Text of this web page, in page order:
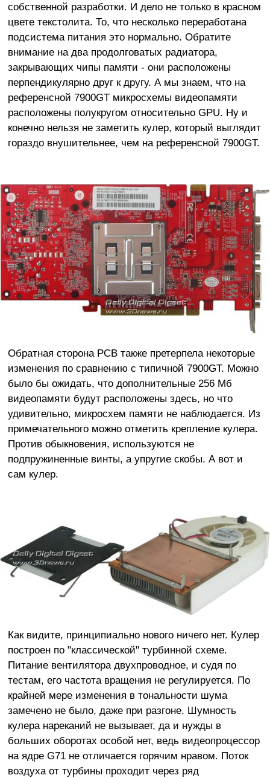
собственной разработки. И дело не только в красном
цвете текстолита. То, что несколько переработана
подсистема питания это нормально. Обратите
внимание на два продолговатых радиатора,
закрывающих чипы памяти - они расположены
перпендикулярно друг к другу. А мы знаем, что на
референсной 7900GT микросхемы видеопамяти
расположены полукругом относительно GPU. Ну и
конечно нельзя не заметить кулер, который выглядит
гораздо внушительнее, чем на референсной 7900GT.
Обратная сторона PCB также претерпела некоторые
изменения по сравнению с типичной 7900GT. Можно
было бы ожидать, что дополнительные 256 Мб
видеопамяти будут расположены здесь, но что
удивительно, микросхем памяти не наблюдается. Из
примечательного можно отметить крепление кулера.
Против обыкновения, используются не
подпружиненные винты, а упругие скобы. А вот и
сам кулер.
Как видите, принципиально нового ничего нет. Кулер
построен по "классической" турбинной схеме.
Питание вентилятора двухпроводное, и судя по
тестам, его частота вращения не регулируется. По
крайней мере изменения в тональности шума
замечено не было, даже при разгоне. Шумность
кулера нареканий не вызывает, да и нужды в
больших оборотах особой нет, ведь видеопроцессор
на ядре G71 не отличается горячим нравом. Поток
воздуха от турбины проходит через ряд